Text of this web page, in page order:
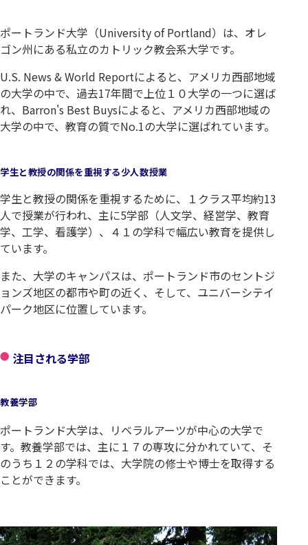
ポートランド大学（University of Portland）は、オレ
ゴン州にある私立のカトリック教会系大学です。
U.S. News & World Reportによると、アメリカ西部地域
の大学の中で、過去17年間で上位１０大学の一つに選ば
れ、Barron's Best Buysによると、アメリカ西部地域の
大学の中で、教育の質でNo.1の大学に選ばれています。
学生と教授の関係を重視する少人数授業
学生と教授の関係を重視するために、１クラス平均約13
人で授業が行われ、主に5学部（人文学、経営学、教育
学、工学、看護学）、４１の学科で幅広い教育を提供し
ています。
また、大学のキャンパスは、ポートランド市のセントジ
ョンズ地区の都市や町の近く、そして、ユニバーシテイ
パーク地区に位置しています。
注目される学部
教養学部
ポートランド大学は、リベラルアーツが中心の大学で
す。教養学部では、主に１７の専攻に分かれていて、そ
のうち１２の学科では、大学院の修士や博士を取得する
ことができます。